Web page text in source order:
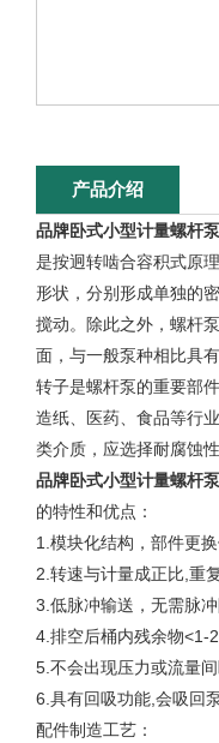
产品介绍
品牌卧式小型计量螺杆泵
是按迥转啮合容积式原
形状，分别形成单独的
搅动。除此之外，螺杆
面，与一般泵种相比具
转子是螺杆泵的重要部
造纸、医药、食品等行
类介质，应选择耐腐蚀
品牌卧式小型计量螺杆泵
的特性和优点：
1.模块化结构，部件更换
2.转速与计量成正比,重
3.低脉冲输送，无需脉冲
4.排空后桶内残余物<1-
5.不会出现压力或流量间
6.具有回吸功能,会吸回
配件制造工艺：